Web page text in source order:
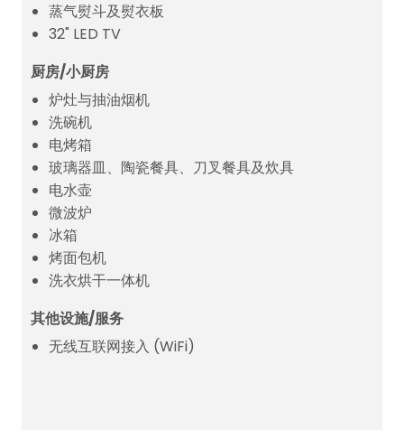
蒸气熨斗及熨衣板
32" LED TV
厨房/小厨房
炉灶与抽油烟机
洗碗机
电烤箱
玻璃器皿、陶瓷餐具、刀叉餐具及炊具
电水壶
微波炉
冰箱
烤面包机
洗衣烘干一体机
其他设施/服务
无线互联网接入 (WiFi)